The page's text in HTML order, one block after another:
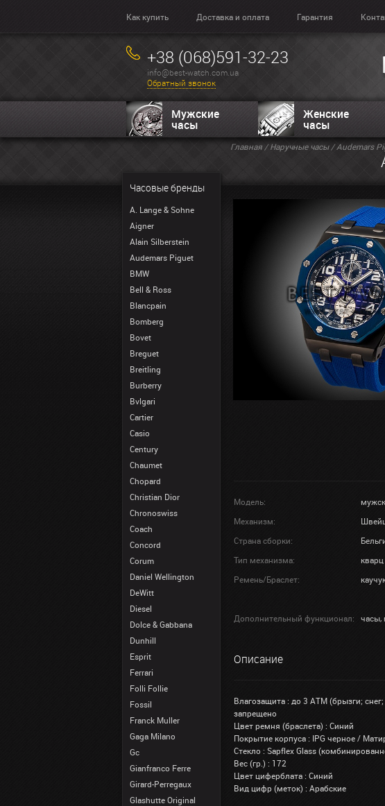
Как купить Доставка и оплата Гарантия
+38 (068)591-32-23
info@best-watch.com.ua
Обратный звонок
Мужские
часы
Женские
часы
Часовые бренды
A. Lange & Sohne
Aigner
Alain Silberstein
Audemars Piguet
BMW
Bell & Ross
Blancpain
Bomberg
Bovet
Breguet
Breitling
Burberry
Bvlgari
Cartier
Casio
Century
Chaumet
Chopard
Christian Dior
Chronoswiss
Coach
Concord
Corum
Daniel Wellington
DeWitt
Diesel
Dolce & Gabbana
Dunhill
Esprit
Ferrari
Folli Follie
Fossil
Franck Muller
Gaga Milano
Gc
Gianfranco Ferre
Girard-Perregaux
Glashutte Original
Главная/Наручные часы/Audemars
Модель:
Механизм:
Страна сборки:
Тип механизма:
кварц
Ремень/Браслет:
Дополнительный функционал:
часы,
Описание
Влагозащита : до 3 АТМ (брызги;
запрещено
Цвет ремня (браслета) : Синий
Покрытие корпуса : IPG черное /
Стекло : Sapflex Glass
Вес (гр.) : 172
Цвет циферблата : Синий
Вид цифр (меток) : Арабские